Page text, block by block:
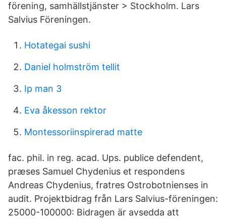
förening, samhällstjänster > Stockholm. Lars
Salvius Föreningen.
Hotategai sushi
Daniel holmström tellit
Ip man 3
Eva åkesson rektor
Montessoriinspirerad matte
fac. phil. in reg. acad. Ups. publice defendent,
præses Samuel Chydenius et respondens
Andreas Chydenius, fratres Ostrobotnienses in
audit. Projektbidrag från Lars Salvius-föreningen:
25000-100000: Bidragen är avsedda att